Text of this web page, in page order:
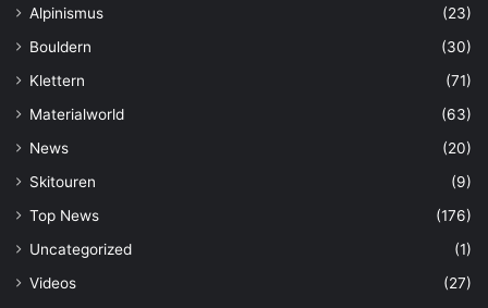
Alpinismus
(23)
Bouldern
(30)
Klettern
(71)
Materialworld
(63)
News
(20)
Skitouren
(9)
Top News
(176)
Uncategorized
(1)
Videos
(27)